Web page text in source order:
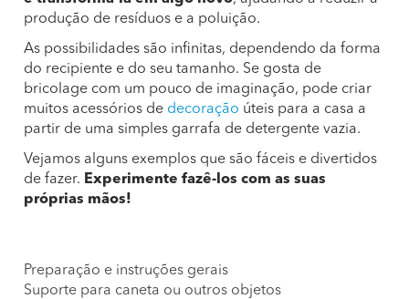
produção de resíduos e a poluição.
As possibilidades são infinitas, dependendo da forma
do recipiente e do seu tamanho. Se gosta de
bricolage com um pouco de imaginação, pode criar
muitos acessórios de decoração úteis para a casa a
partir de uma simples garrafa de detergente vazia.
Vejamos alguns exemplos que são fáceis e divertidos
de fazer. Experimente fazê-los com as suas
próprias mãos!
Preparação e instruções gerais
Suporte para caneta ou outros objetos